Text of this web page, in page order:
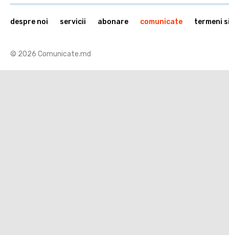
© 2026 Comunicate.md
despre noi servicii abonare comunicate termeni